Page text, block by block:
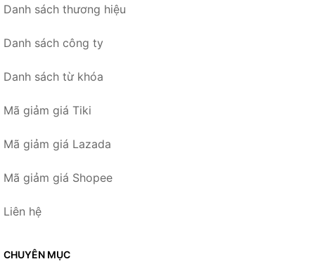
Danh sách thương hiệu
Danh sách công ty
Danh sách từ khóa
Mã giảm giá Tiki
Mã giảm giá Lazada
Mã giảm giá Shopee
Liên hệ
CHUYÊN MỤC